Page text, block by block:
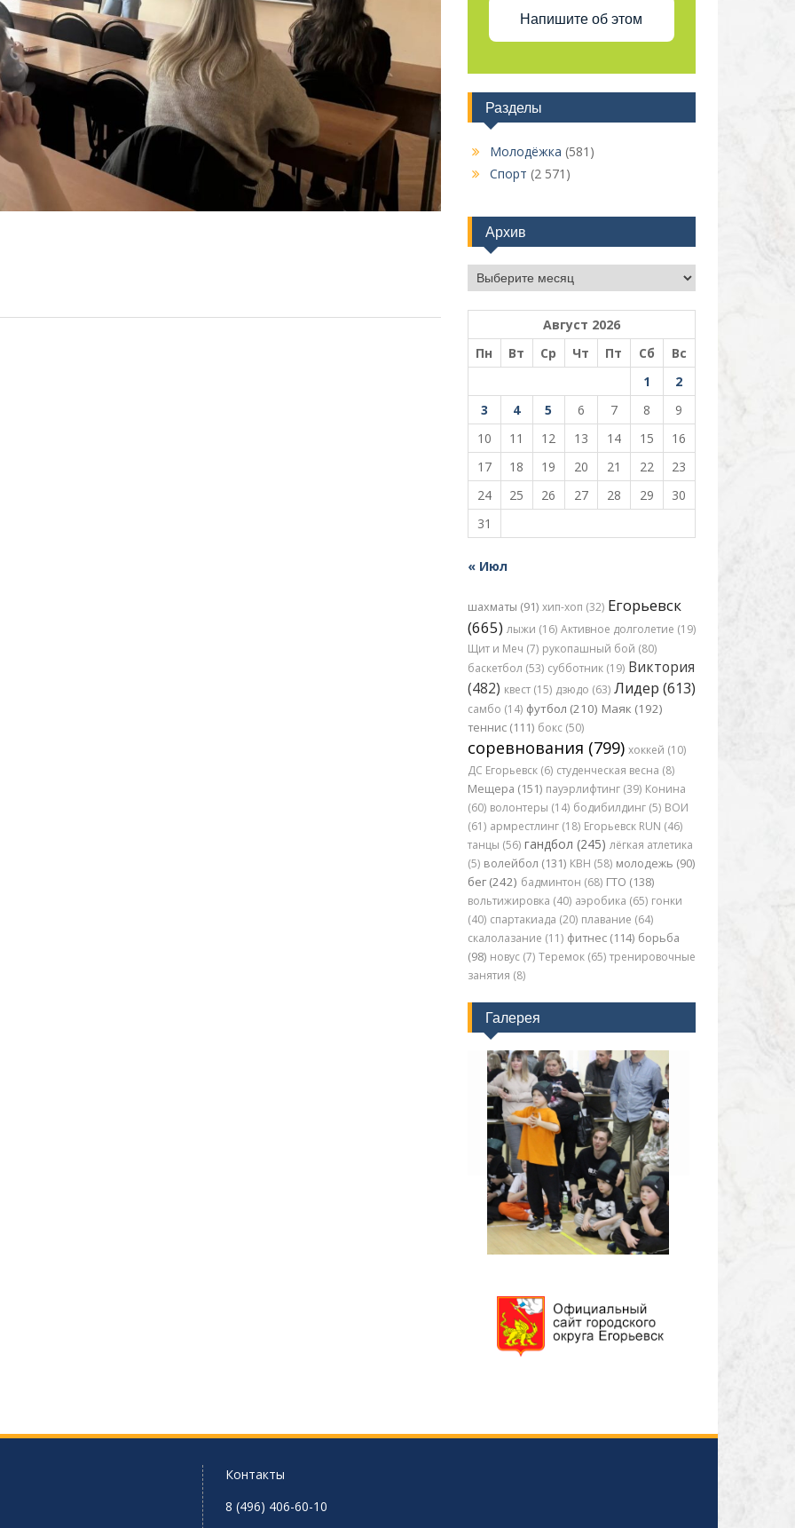
Напишите об этом
Разделы
Молодёжка (581)
Спорт (2 571)
Архив
Архив
Август 2026
Пн
Вт Ср Чт Пт Сб
Вс
1
2
3
4 5 6 7 8
9
10
11 12 13 14 15
16
17
18 19 20 21 22
23
24
25 26 27 28 29
30
31
« Июл
шахматы (91) хип-хоп (32) Егорьевск
(665) лыжи (16) Активное долголетие (19)
Щит и Меч (7) рукопашный бой (80)
баскетбол (53) субботник (19) Виктория
(482) квест (15) дзюдо (63) Лидер (613)
самбо (14) футбол (210) Маяк (192)
теннис (111) бокс (50)
соревнования (799) хоккей (10)
ДС Егорьевск (6) студенческая весна (8)
Мещера (151) пауэрлифтинг (39) Конина
(60) волонтеры (14) бодибилдинг (5) ВОИ
(61) армрестлинг (18) Егорьевск RUN (46)
танцы (56) гандбол (245) лёгкая атлетика
(5) волейбол (131) КВН (58) молодежь (90)
бег (242) бадминтон (68) ГТО (138)
вольтижировка (40) аэробика (65) гонки
(40) спартакиада (20) плавание (64)
скалолазание (11) фитнес (114) борьба
(98) новус (7) Теремок (65) тренировочные
занятия (8)
Галерея
Контакты
8 (496) 406-60-10